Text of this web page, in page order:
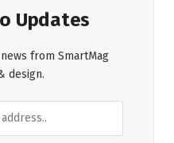
Updates
from SmartMag
design.